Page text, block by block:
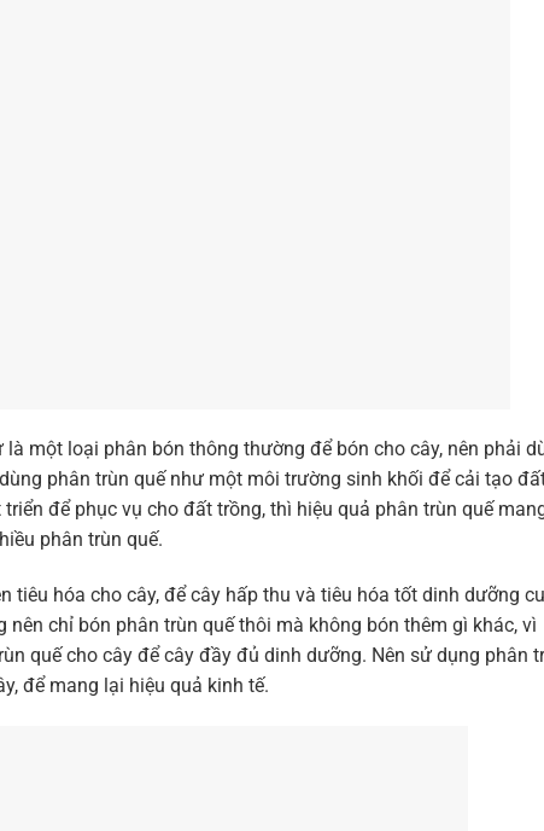
một loại phân bón thông thường để bón cho cây, nên phải
phân trùn quế như một môi trường sinh khối để cải tạo
để phục vụ cho đất trồng, thì hiệu quả phân trùn quế
phân trùn quế.
tiêu hóa cho cây, để cây hấp thu và tiêu hóa tốt dinh dưỡng
chỉ bón phân trùn quế thôi mà không bón thêm gì khác, vì
quế cho cây để cây đầy đủ dinh dưỡng. Nên sử dụng phân
để mang lại hiệu quả kinh tế.